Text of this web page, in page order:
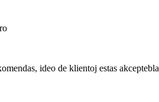
ideo de klientoj estas akceptebla